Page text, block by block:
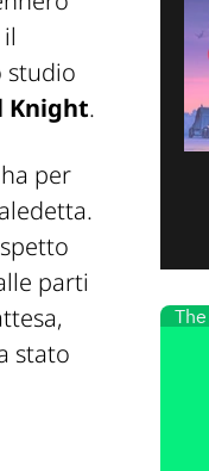
studio
Knight.
per
parti
stato